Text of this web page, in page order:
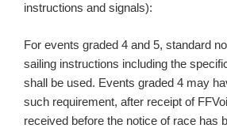
instructions and signals):
For events graded 4 and 5, standard
sailing instructions including the
shall be used. Events graded 4 may
such requirement, after receipt of
received before the notice of race has